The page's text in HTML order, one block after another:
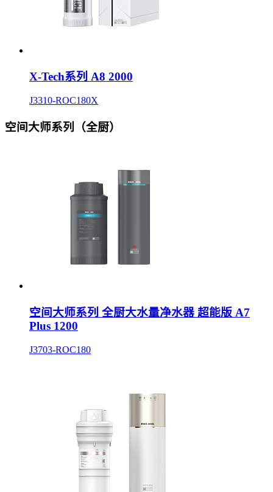
X-Tech系列 A8 2000
J3310-ROC180X
空间大师系列（全厨）
空间大师系列 全厨大水量净水器 超能版 A7
Plus 1200
J3703-ROC180